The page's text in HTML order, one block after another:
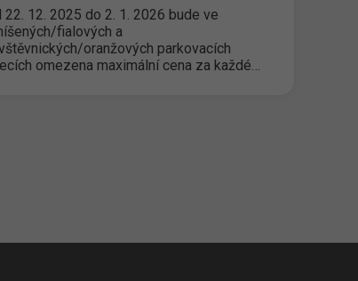
22. 12. 2025 do 2. 1. 2026 bude ve
fialových a
oranžových parkovacích
omezena maximální cena za každé…